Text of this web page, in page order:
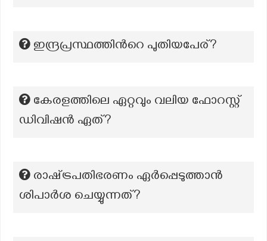
ഇന്ദ്രപ്രസ്ഥത്തിന്‍റെ പുതിയപേര്?
കേരളത്തിലെ ഏറ്റവും വലിയ ഫോറസ്റ്റ്
ഡിവിഷൻ ഏത്?
രാഷ്‌ട്രപതിഭരണം ഏർപ്പെടുത്താൻ
ശിപാർശ ചെയ്യുന്നത്?